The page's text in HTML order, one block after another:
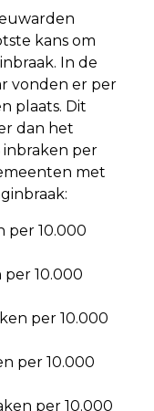
kans om
In de
vonden er per
plaats. Dit
dan het
inbraken per
met
per 10.000
per 10.000
per 10.000
per 10.000
per 10.000